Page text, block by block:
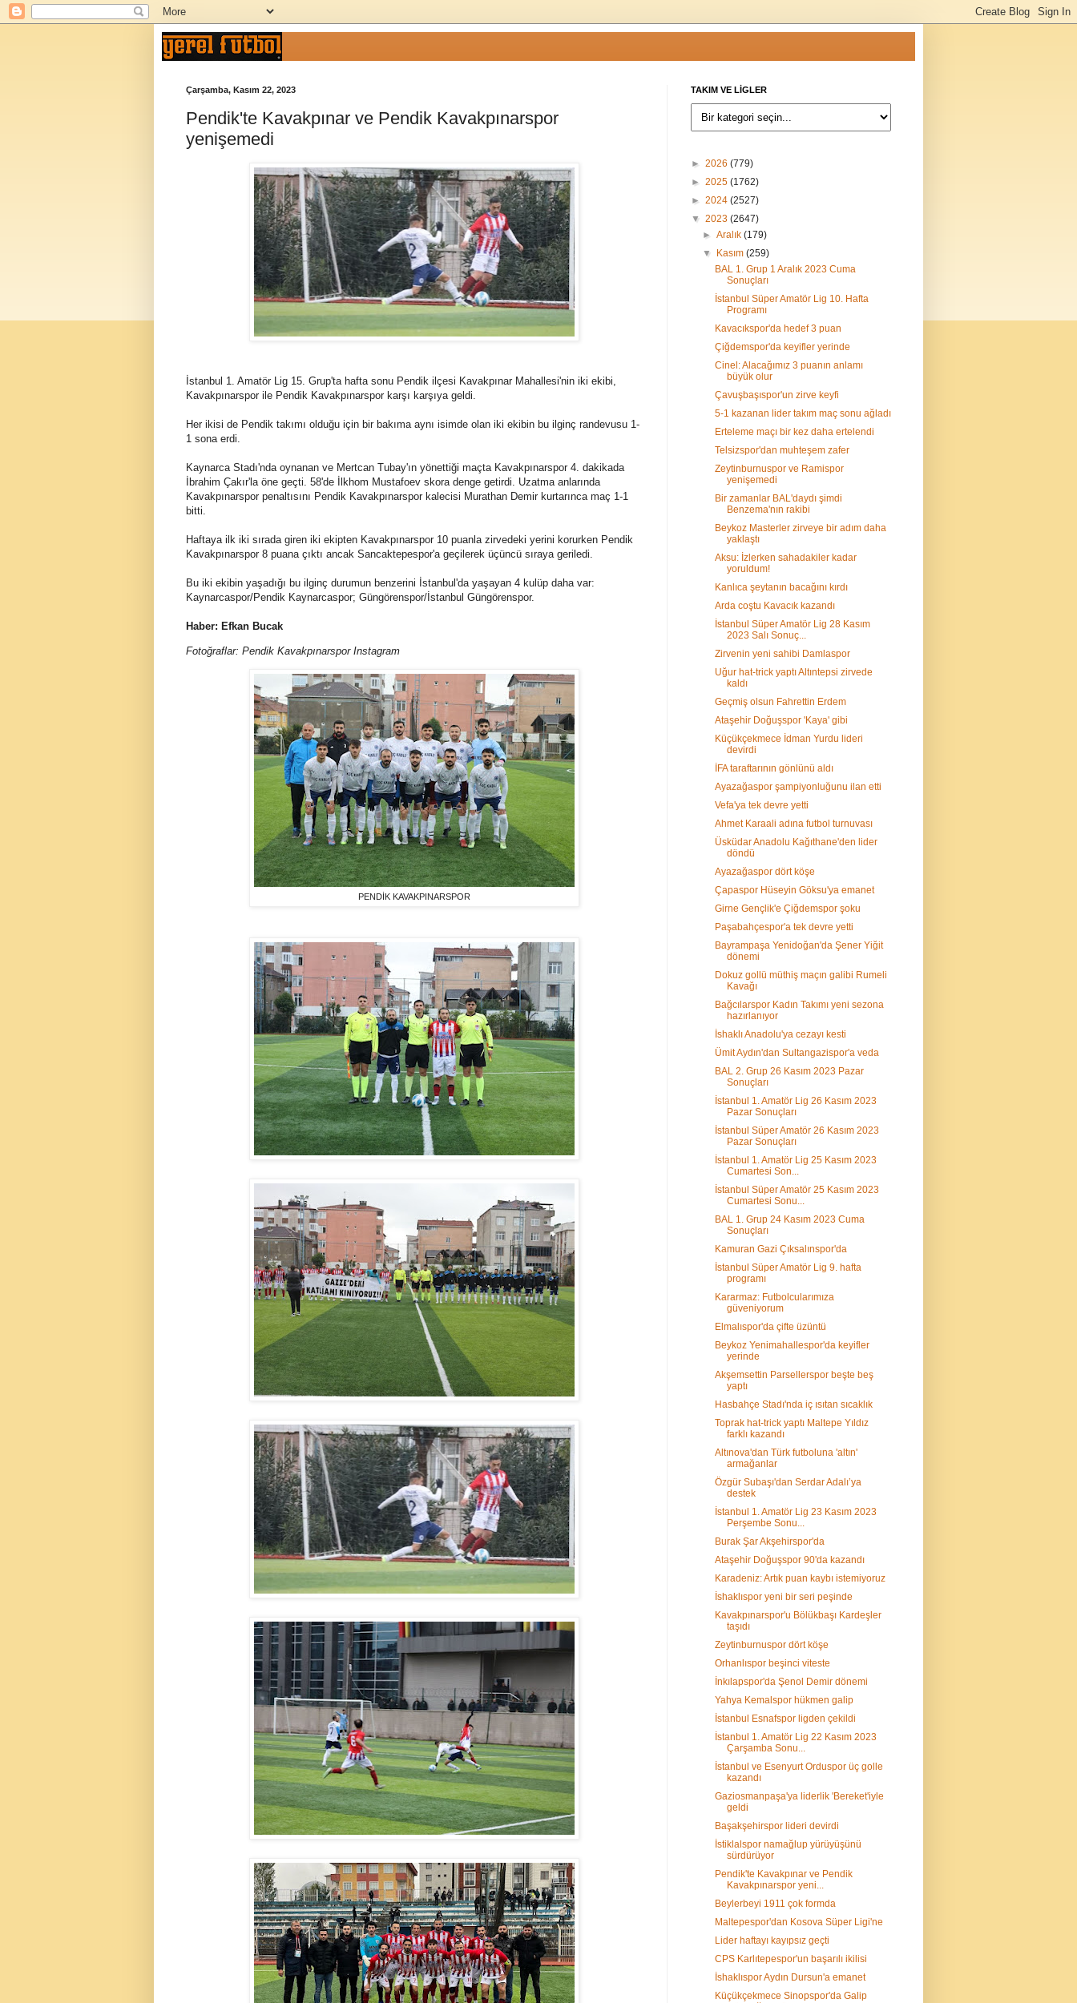
Çarşamba, Kasım 22, 2023
Pendik'te Kavakpınar ve Pendik Kavakpınarspor
yenişemedi
İstanbul 1. Amatör Lig 15. Grup'ta hafta sonu Pendik ilçesi Kavakpınar Mahallesi'nin iki ekibi,
Kavakpınarspor ile Pendik Kavakpınarspor karşı karşıya geldi.
Her ikisi de Pendik takımı olduğu için bir bakıma aynı isimde olan iki ekibin bu ilginç randevusu 1-
1 sona erdi.
Kaynarca Stadı'nda oynanan ve Mertcan Tubay'ın yönettiği maçta Kavakpınarspor 4. dakikada
İbrahim Çakır'la öne geçti. 58'de İlkhom Mustafoev skora denge getirdi. Uzatma anlarında
Kavakpınarspor penaltısını Pendik Kavakpınarspor kalecisi Murathan Demir kurtarınca maç 1-1
bitti.
Haftaya ilk iki sırada giren iki ekipten Kavakpınarspor 10 puanla zirvedeki yerini korurken Pendik
Kavakpınarspor 8 puana çıktı ancak Sancaktepespor'a geçilerek üçüncü sıraya geriledi.
Bu iki ekibin yaşadığı bu ilginç durumun benzerini İstanbul'da yaşayan 4 kulüp daha var:
Kaynarcaspor/Pendik Kaynarcaspor; Güngörenspor/İstanbul Güngörenspor.
Haber: Efkan Bucak
Fotoğraflar: Pendik Kavakpınarspor Instagram
PENDİK KAVAKPINARSPOR
TAKIM VE LİGLER
► 2026 (779)
► 2025 (1762)
► 2024 (2527)
▼ 2023 (2647)
►Aralık(179)
▼
Kasım(259)
BAL 1. Grup 1 Aralık 2023 Cuma
Sonuçları
İstanbul Süper Amatör Lig 10. Hafta
Programı
Kavacıkspor'da hedef 3 puan
Çiğdemspor'da keyifler yerinde
Cinel: Alacağımız 3 puanın anlamı
büyük olur
Çavuşbaşıspor'un zirve keyfi
5-1 kazanan lider takım maç sonu ağladı
Erteleme maçı bir kez daha ertelendi
Telsizspor'dan muhteşem zafer
Zeytinburnuspor ve Ramispor
yenişemedi
Bir zamanlar BAL'daydı şimdi
Benzema'nın rakibi
Beykoz Masterler zirveye bir adım daha
yaklaştı
Aksu: İzlerken sahadakiler kadar
yoruldum!
Kanlıca şeytanın bacağını kırdı
Arda coştu Kavacık kazandı
İstanbul Süper Amatör Lig 28 Kasım
2023 Salı Sonuç...
Zirvenin yeni sahibi Damlaspor
Uğur hat-trick yaptı Altıntepsi zirvede
kaldı
Geçmiş olsun Fahrettin Erdem
Ataşehir Doğuşspor 'Kaya' gibi
Küçükçekmece İdman Yurdu lideri
devirdi
İFA taraftarının gönlünü aldı
Ayazağaspor şampiyonluğunu ilan etti
Vefa'ya tek devre yetti
Ahmet Karaali adına futbol turnuvası
Üsküdar Anadolu Kağıthane'den lider
döndü
Ayazağaspor dört köşe
Çapaspor Hüseyin Göksu'ya emanet
Girne Gençlik'e Çiğdemspor şoku
Paşabahçespor'a tek devre yetti
Bayrampaşa Yenidoğan'da Şener Yiğit
dönemi
Dokuz gollü müthiş maçın galibi Rumeli
Kavağı
Bağcılarspor Kadın Takımı yeni sezona
hazırlanıyor
İshaklı Anadolu'ya cezayı kesti
Ümit Aydın'dan Sultangazispor'a veda
BAL 2. Grup 26 Kasım 2023 Pazar
Sonuçları
İstanbul 1. Amatör Lig 26 Kasım 2023
Pazar Sonuçları
İstanbul Süper Amatör 26 Kasım 2023
Pazar Sonuçları
İstanbul 1. Amatör Lig 25 Kasım 2023
Cumartesi Son...
İstanbul Süper Amatör 25 Kasım 2023
Cumartesi Sonu...
BAL 1. Grup 24 Kasım 2023 Cuma
Sonuçları
Kamuran Gazi Çıksalınspor'da
İstanbul Süper Amatör Lig 9. hafta
programı
Kararmaz: Futbolcularımıza
güveniyorum
Elmalıspor'da çifte üzüntü
Beykoz Yenimahallespor'da keyifler
yerinde
Akşemsettin Parsellerspor beşte beş
yaptı
Hasbahçe Stadı'nda iç ısıtan sıcaklık
Toprak hat-trick yaptı Maltepe Yıldız
farklı kazandı
Altınova'dan Türk futboluna 'altın'
armağanlar
Özgür Subaşı'dan Serdar Adalı’ya
destek
İstanbul 1. Amatör Lig 23 Kasım 2023
Perşembe Sonu...
Burak Şar Akşehirspor'da
Ataşehir Doğuşspor 90'da kazandı
Karadeniz: Artık puan kaybı istemiyoruz
İshaklıspor yeni bir seri peşinde
Kavakpınarspor'u Bölükbaşı Kardeşler
taşıdı
Zeytinburnuspor dört köşe
Orhanlıspor beşinci viteste
İnkılapspor'da Şenol Demir dönemi
Yahya Kemalspor hükmen galip
İstanbul Esnafspor ligden çekildi
İstanbul 1. Amatör Lig 22 Kasım 2023
Çarşamba Sonu...
İstanbul ve Esenyurt Orduspor üç golle
kazandı
Gaziosmanpaşa'ya liderlik 'Bereket'iyle
geldi
Başakşehirspor lideri devirdi
İstiklalspor namağlup yürüyüşünü
sürdürüyor
Pendik'te Kavakpınar ve Pendik
Kavakpınarspor yeni...
Beylerbeyi 1911 çok formda
Maltepespor'dan Kosova Süper Ligi'ne
Lider haftayı kayıpsız geçti
CPS Karlıtepespor'un başarılı ikilisi
İshaklıspor Aydın Dursun'a emanet
Küçükçekmece Sinopspor'da Galip